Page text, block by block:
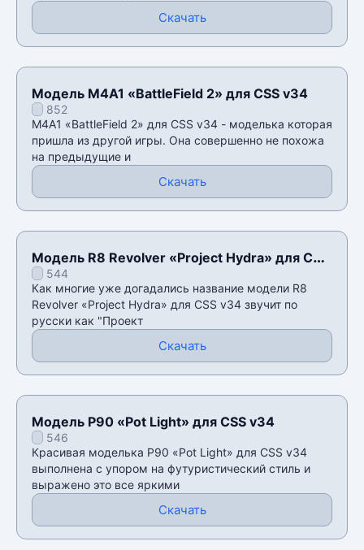
Скачать
Модель M4A1 «BattleField 2» для CSS v34
852
M4A1 «BattleField 2» для CSS v34 - моделька которая
пришла из другой игры. Она совершенно не похожа
на предыдущие и
Скачать
Модель R8 Revolver «Project Hydra» для CSS
v34544
Как многие уже догадались название модели R8
Revolver «Project Hydra» для CSS v34 звучит по
русски как "Проект
Скачать
Модель P90 «Pot Light» для CSS v34
546
Красивая моделька P90 «Pot Light» для CSS v34
выполнена с упором на футуристический стиль и
выражено это все яркими
Скачать